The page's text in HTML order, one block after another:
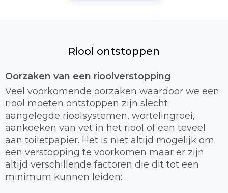
Riool ontstoppen
Oorzaken van een rioolverstopping
Veel voorkomende oorzaken waardoor we een
riool moeten ontstoppen zijn slecht
aangelegde rioolsystemen, wortelingroei,
aankoeken van vet in het riool of een teveel
aan toiletpapier. Het is niet altijd mogelijk om
een verstopping te voorkomen maar er zijn
altijd verschillende factoren die dit tot een
minimum kunnen leiden: